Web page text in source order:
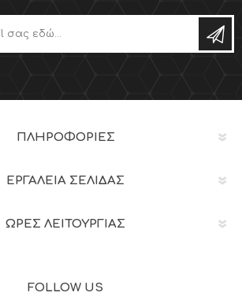
ΠΛΗΡΟΦΟΡΊΕΣ
ΕΡΓΑΛΕΊΑ ΣΕΛΊΔΑΣ
ΩΡΕΣ ΛΕΙΤΟΥΡΓΙΑΣ
FOLLOW US